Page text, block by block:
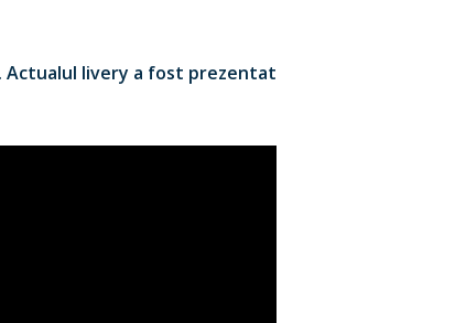
Actualul livery a fost prezentat